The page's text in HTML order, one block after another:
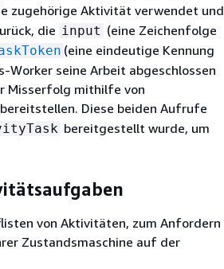
zugehörige Aktivität verwendet und
die input (eine Zeichenfolge
(eine eindeutige Kennung
seine Arbeit abgeschlossen
Misserfolg mithilfe von
bereitstellen. Diese beiden Aufrufe
bereitgestellt wurde, um
von Aktivitäten, zum Anfordern
Zustandsmaschine auf der